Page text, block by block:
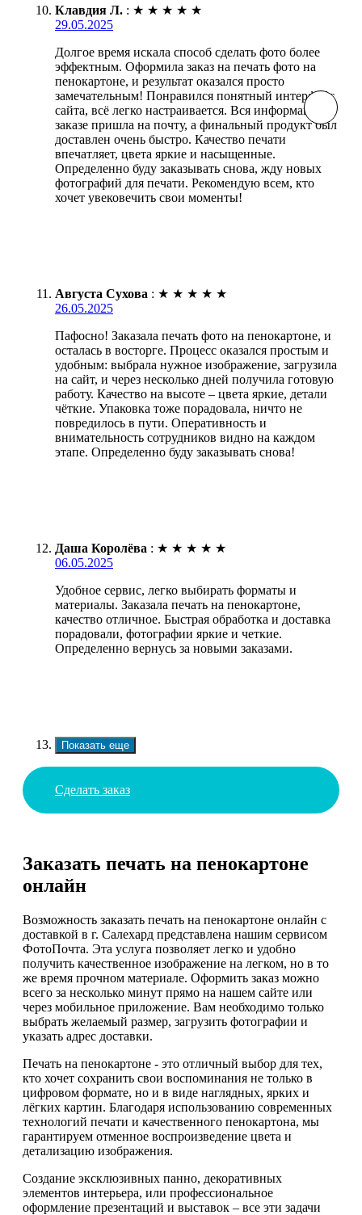
Клавдия Л. : ★ ★ ★ ★ ★
29.05.2025
Долгое время искала способ сделать фото более
эффектным. Оформила заказ на печать фото на
пенокартоне, и результат оказался просто
замечательным! Понравился понятный интерфейс
сайта, всё легко настраивается. Вся информация о
заказе пришла на почту, а финальный продукт был
доставлен очень быстро. Качество печати
впечатляет, цвета яркие и насыщенные.
Определенно буду заказывать снова, жду новых
фотографий для печати. Рекомендую всем, кто
хочет увековечить свои моменты!
Августа Сухова : ★ ★ ★ ★ ★
26.05.2025
Пафосно! Заказала печать фото на пенокартоне, и
осталась в восторге. Процесс оказался простым и
удобным: выбрала нужное изображение, загрузила
на сайт, и через несколько дней получила готовую
работу. Качество на высоте – цвета яркие, детали
чёткие. Упаковка тоже порадовала, ничто не
повредилось в пути. Оперативность и
внимательность сотрудников видно на каждом
этапе. Определенно буду заказывать снова!
Даша Королёва : ★ ★ ★ ★ ★
06.05.2025
Удобное сервис, легко выбирать форматы и
материалы. Заказала печать на пенокартоне,
качество отличное. Быстрая обработка и доставка
порадовали, фотографии яркие и четкие.
Определенно вернусь за новыми заказами.
Показать еще
Сделать заказ
Заказать печать на пенокартоне
онлайн
Возможность заказать печать на пенокартоне онлайн с
доставкой в г. Салехард представлена нашим сервисом
ФотоПочта. Эта услуга позволяет легко и удобно
получить качественное изображение на легком, но в то
же время прочном материале. Оформить заказ можно
всего за несколько минут прямо на нашем сайте или
через мобильное приложение. Вам необходимо только
выбрать желаемый размер, загрузить фотографии и
указать адрес доставки.
Печать на пенокартоне - это отличный выбор для тех,
кто хочет сохранить свои воспоминания не только в
цифровом формате, но и в виде наглядных, ярких и
лёгких картин. Благодаря использованию современных
технологий печати и качественного пенокартона, мы
гарантируем отменное воспроизведение цвета и
детализацию изображения.
Создание эксклюзивных панно, декоративных
элементов интерьера, или профессиональное
оформление презентаций и выставок – все эти задачи